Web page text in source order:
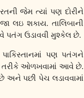
જેમ ત્યાં પણ દોરીને
લઇ શકાય. તાલિબાની
પતંગ ઉડાવવી મુશ્કેલ છે.
પણ પતંગને
તરીકે ઓળખવામાં આવે છે.
અને પછી પેચ લડાવવામાં